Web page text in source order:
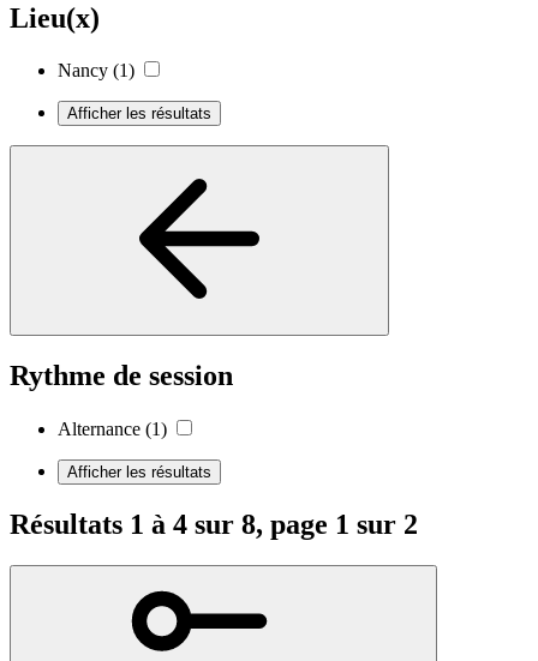
Lieu(x)
Nancy (1)
Afficher les résultats
Rythme de session
Alternance (1)
Afficher les résultats
Résultats 1 à 4 sur 8, page 1 sur 2